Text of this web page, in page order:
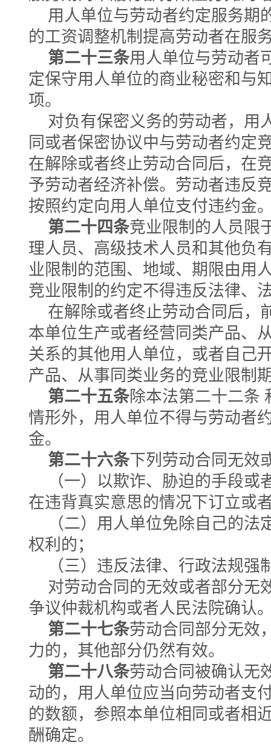
用人单位与劳动者约定服务期
的工资调整机制提高劳动者在服
第二十三条用人单位与劳动者
定保守用人单位的商业秘密和与
项。
对负有保密义务的劳动者，用
同或者保密协议中与劳动者约定
在解除或者终止劳动合同后，在
予劳动者经济补偿。劳动者违反
按照约定向用人单位支付违约金
第二十四条竞业限制的人员限
理人员、高级技术人员和其他负
业限制的范围、地域、期限由用
竞业限制的约定不得违反法律、
在解除或者终止劳动合同后，
本单位生产或者经营同类产品、
关系的其他用人单位，或者自己
产品、从事同类业务的竞业限制
第二十五条除本法第二十二条
情形外，用人单位不得与劳动者
金。
第二十六条下列劳动合同无效
（一）以欺诈、胁迫的手段或
在违背真实意思的情况下订立或
（二）用人单位免除自己的法
权利的；
（三）违反法律、行政法规强
对劳动合同的无效或者部分无
争议仲裁机构或者人民法院确认
第二十七条劳动合同部分无效
力的，其他部分仍然有效。
第二十八条劳动合同被确认无
动的，用人单位应当向劳动者支
的数额，参照本单位相同或者相
酬确定。